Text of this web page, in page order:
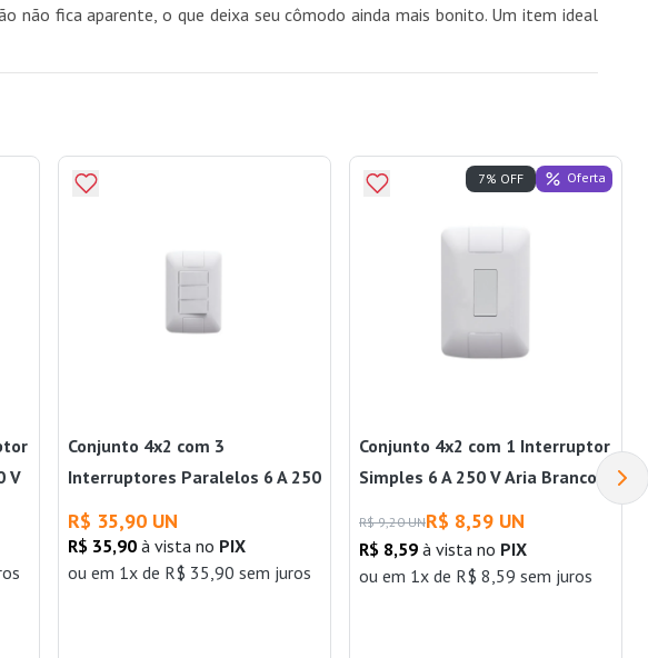
não fica aparente, o que deixa seu cômodo ainda mais bonito. Um item ideal
V
Conjunto 4x2 com 3
Interruptores Paralelos 6 A 250
V Aria Branco Tramontina
R$ 35,90 UN
R$ 35,90 à vista no PIX
ou em 1x de R$ 35,90 sem juros
Conjunto 4x2 com 1 Interruptor
Simples 6 A 250 V Aria Branco
Tramontina
R$ 9,20 UNR$ 8,59 UN
R$ 8,59 à vista no PIX
ou em 1x de R$ 8,59 sem juros
7% OFF Oferta